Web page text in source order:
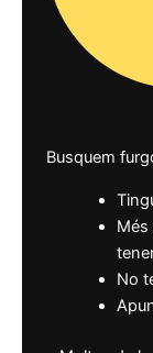
Busquem
No